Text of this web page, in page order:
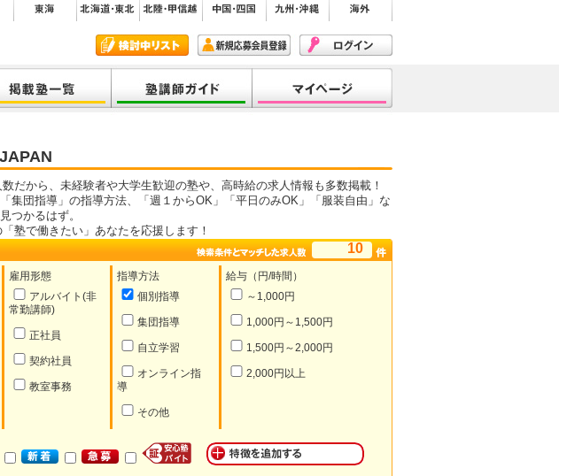
だから、未経験者や大学生歓迎の塾や、高時給の求人情報も多数掲載！
集団指導」の指導方法、「週１からOK」「平日のみOK」「服装自由」な
つかるはず。
塾で働きたい」あなたを応援します！
10
雇用形態
アルバイト(非
常勤講師)
正社員
契約社員
教室事務
指導方法
個別指導
集団指導
自立学習
オンライン指
導
その他
給与（円/時間）
～1,000円
1,000円～1,500円
1,500円～2,000円
2,000円以上